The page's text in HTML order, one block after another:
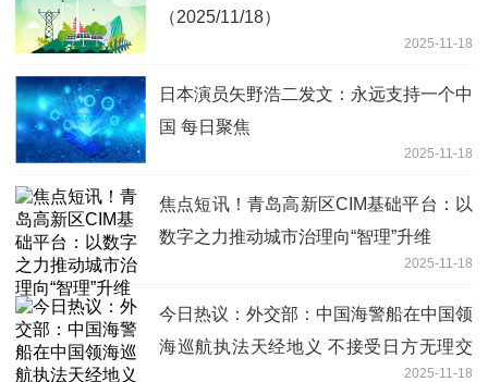
（2025/11/18）
2025-11-18
日本演员矢野浩二发文：永远支持一个中
国 每日聚焦
2025-11-18
焦点短讯！青岛高新区CIM基础平台：以
数字之力推动城市治理向“智理”升维
2025-11-18
今日热议：外交部：中国海警船在中国领
海巡航执法天经地义 不接受日方无理交
2025-11-18